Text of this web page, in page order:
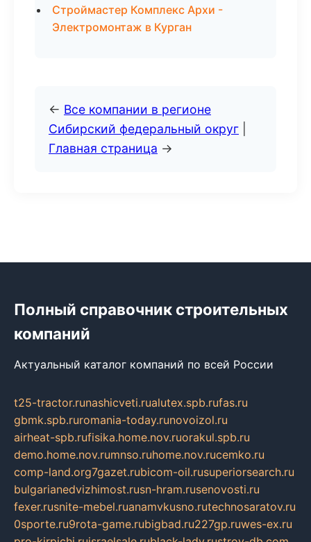
Строймастер Комплекс Архи -
Электромонтаж в Курган
← Все компании в регионе
Сибирский федеральный округ
Главная страница →
Полный справочник строительных
компаний
Актуальный каталог компаний по всей России
t25-tractor.runashicveti.rualutex.spb.rufas.ru
gbmk.spb.ruromania-today.runovoizol.ru
airheat-spb.rufisika.home.nov.ruorakul.spb.ru
demo.home.nov.rumnso.ruhome.nov.rucemko.ru
comp-land.org7gazet.rubicom-oil.rusuperiorsearch.ru
bulgarianedvizhimost.rusn-hram.rusenovosti.ru
fexer.rusnite-mebel.ruanamvkusno.rutechnosaratov.ru
0sporte.ru9rota-game.rubigbad.ru227gp.ruwes-ex.ru